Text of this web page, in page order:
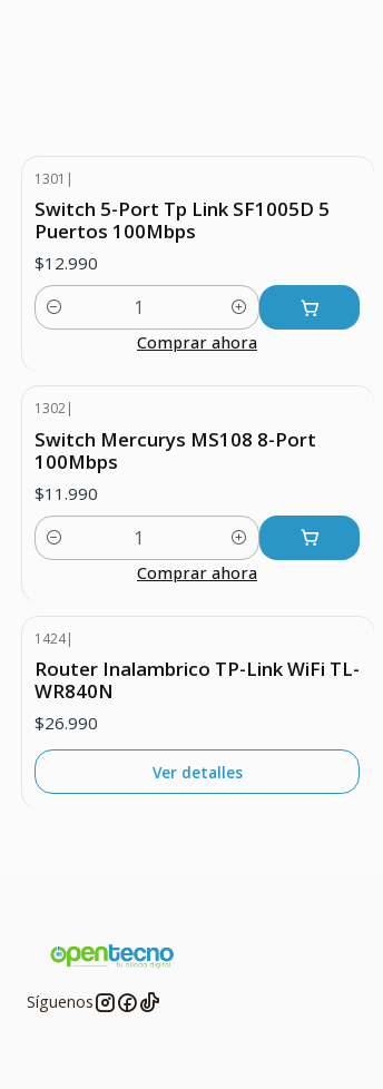
1301 |
Switch 5-Port Tp Link SF1005D 5
Puertos 100Mbps
$12.990
Cantidad
Comprar ahora
1302|
Switch Mercurys MS108 8-Port
100Mbps
$11.990
Cantidad
Comprar ahora
1424|
Router Inalambrico TP-Link WiFi TL-
WR840N
$26.990
Ver detalles
Síguenos